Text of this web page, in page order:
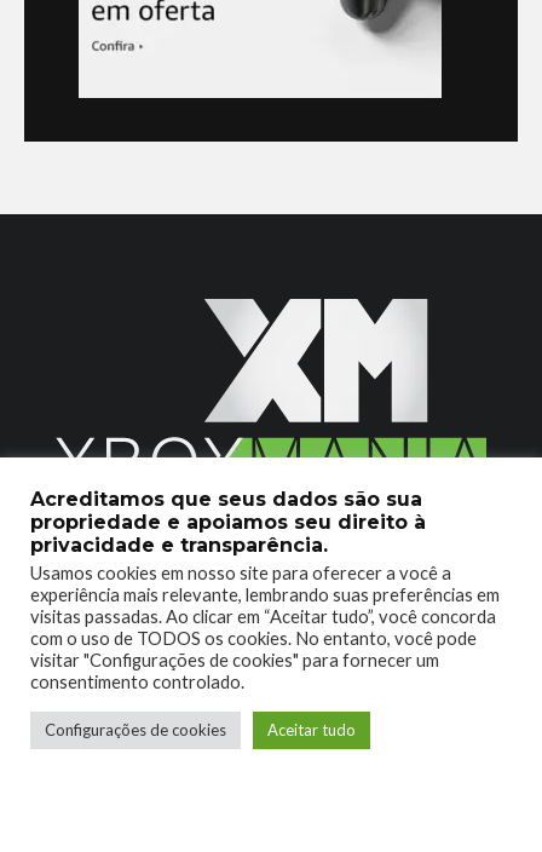
2020 © Xboxmania. Todos os Direitos Reservados.
SOBRE O XBOX MANIA CONTATO
ENCONTROU UM PROBLEMA?
Acreditamos que seus dados são sua
propriedade e apoiamos seu direito à
privacidade e transparência.
Usamos cookies em nosso site para oferecer a você a
experiência mais relevante, lembrando suas preferências em
visitas passadas. Ao clicar em “Aceitar tudo”, você concorda
com o uso de TODOS os cookies. No entanto, você pode
visitar "Configurações de cookies" para fornecer um
consentimento controlado.
Configurações de cookies Aceitar tudo